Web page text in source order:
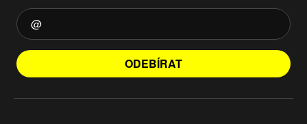
ODEBÍRAT